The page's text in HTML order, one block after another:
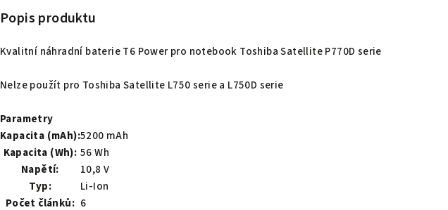
Popis produktu
Kvalitní náhradní baterie T6 Power pro notebook Toshiba Satellite P770D serie
Nelze použít pro Toshiba Satellite L750 serie a L750D serie
Parametry
Kapacita (mAh):5200 mAh
Kapacita (Wh): 56 Wh
Napětí:
10,8 V
Typ:
Li-Ion
Počet článků: 6